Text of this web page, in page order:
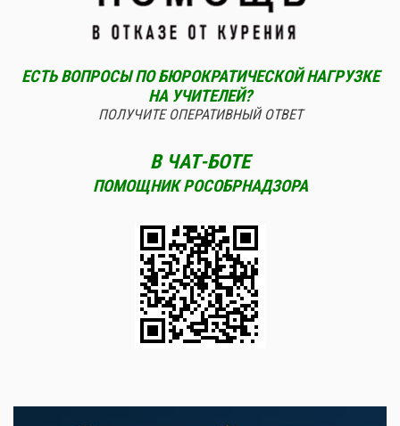
ЕСТЬ ВОПРОСЫ ПО БЮРОКРАТИЧЕСКОЙ НАГРУЗКЕ
НА УЧИТЕЛЕЙ?
ПОЛУЧИТЕ ОПЕРАТИВНЫЙ ОТВЕТ
В ЧАТ-БОТЕ
ПОМОЩНИК РОСОБРНАДЗОРА